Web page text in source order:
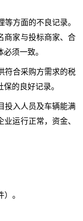
方面的不良记录。
商家与投标商家、合
须一致。
符合采购方需求的税
的良好记录。
投入人员及车辆能满
运行正常，资金、
。